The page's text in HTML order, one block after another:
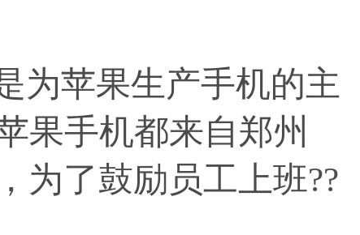
苹果生产手机的主
果手机都来自郑州
为了鼓励员工上班??